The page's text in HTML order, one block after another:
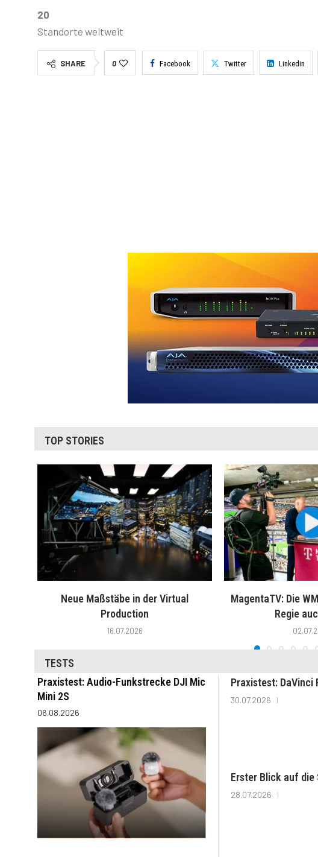
20
Standorte weltweit
SHARE 0 Facebook Twitter Linkedin
TOP STORIES
Neue Maßstäbe in der Virtual
Production
16.07.2026
MagentaTV: Die
Regie
TESTS
Praxistest: Audio-Funkstrecke DJI Mic
Mini 2S
06.08.2026
Praxistest: DaVinci
30.07.2026
Erster Blick auf die
28.07.2026